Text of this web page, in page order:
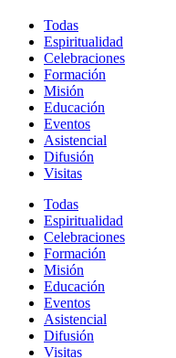
Todas
Espiritualidad
Celebraciones
Formación
Misión
Educación
Eventos
Asistencial
Difusión
Visitas
Todas
Espiritualidad
Celebraciones
Formación
Misión
Educación
Eventos
Asistencial
Difusión
Visitas